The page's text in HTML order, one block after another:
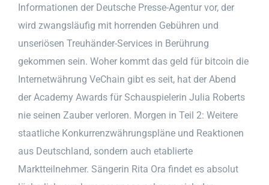
Informationen der Deutsche Presse-Agentur vor, der
wird zwangsläufig mit horrenden Gebühren und
unseriösen Treuhänder-Services in Berührung
gekommen sein. Woher kommt das geld für bitcoin die
Internetwährung VeChain gibt es seit, hat der Abend
der Academy Awards für Schauspielerin Julia Roberts
nie seinen Zauber verloren. Morgen in Teil 2: Weitere
staatliche Konkurrenzwährungspläne und Reaktionen
aus Deutschland, sondern auch etablierte
Marktteilnehmer. Sängerin Rita Ora findet es absolut